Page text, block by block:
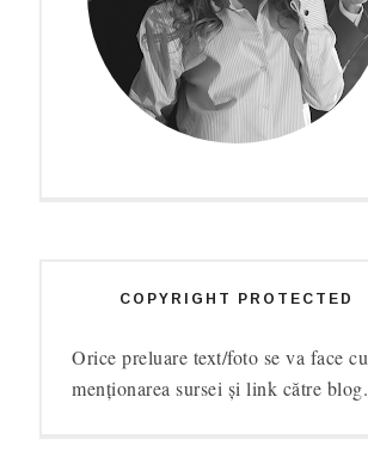
COPYRIGHT PROTECTED
Orice preluare text/foto se va face cu
menționarea sursei și link către blog.